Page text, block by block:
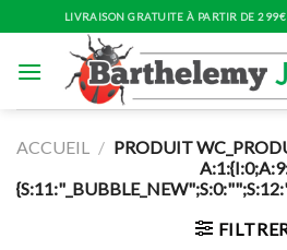
to
LIVRAISON GRATUITE À PARTIR DE 299€
ACCUEIL / PRODUIT